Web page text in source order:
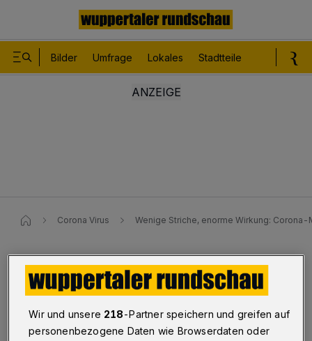
Bilder Umfrage Lokales Stadtteile
Corona Virus Wenige Striche, enorme Wirkung:
Wenige Striche, enorme
Wirkung
Wir und unsere 218-Partner speichern und greifen auf
personenbezogene Daten wie Browserdaten oder